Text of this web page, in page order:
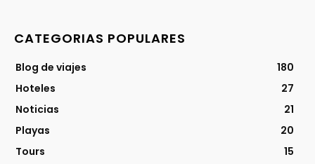
CATEGORIAS POPULARES
Blog de viajes
180
Hoteles
27
Noticias
21
Playas
20
Tours
15